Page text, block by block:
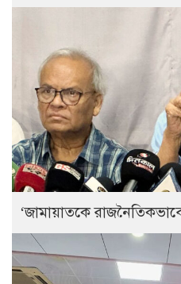
‘জামায়াতকে